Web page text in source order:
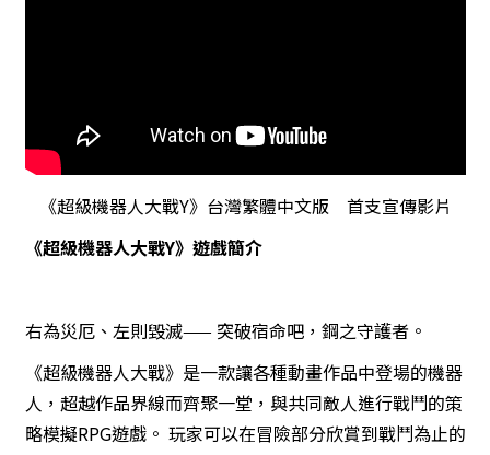
《超級機器人大戰Y》台灣繁體中文版 首支宣傳影片
《超級機器人大戰Y》遊戲簡介
右為災厄、左則毀滅—— 突破宿命吧，鋼之守護者。
《超級機器人大戰》是一款讓各種動畫作品中登場的機器
人，超越作品界線而齊聚一堂，與共同敵人進行戰鬥的策
略模擬RPG遊戲。 玩家可以在冒險部分欣賞到戰鬥為止的